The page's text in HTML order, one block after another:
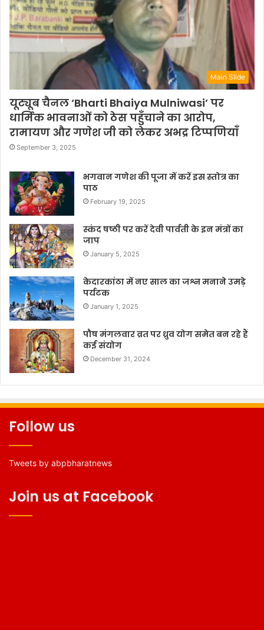
Main Slide
यूट्यूब चैनल ‘Bharti Bhaiya Mulniwasi’ पर
धार्मिक भावनाओं को ठेस पहुँचाने का आरोप,
रामायण और गणेश जी को लेकर अभद्र टिप्पणियाँ
September 3, 2025
भगवान गणेश की पूजा में करें इस स्तोत्र का
पाठ
February 19, 2025
स्कंद षष्ठी पर करें देवी पार्वती के इन मंत्रों का
जाप
January 5, 2025
केदारकांठा में नए साल का जश्न मनाने उमड़े
पर्यटक
January 1, 2025
पौष मंगलवार व्रत पर ध्रुव योग समेत बन रहे हैं
कई संयोग
December 31, 2024
Follow us
Tweets by abpbharatnews
Join us at Facebook